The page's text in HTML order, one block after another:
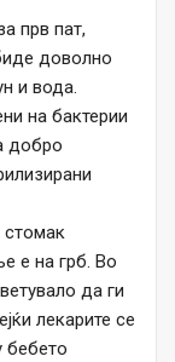
прв пат,
доволно
и вода.
на бактерии
добро
стомак
е на грб. Во
да ги
лекарите се
бебето